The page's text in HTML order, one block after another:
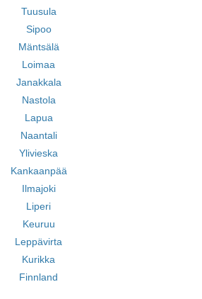
Tuusula
Sipoo
Mäntsälä
Loimaa
Janakkala
Nastola
Lapua
Naantali
Ylivieska
Kankaanpää
Ilmajoki
Liperi
Keuruu
Leppävirta
Kurikka
Finnland